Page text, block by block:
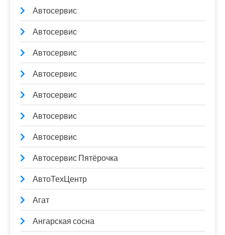
Автосервис
Автосервис
Автосервис
Автосервис
Автосервис
Автосервис
Автосервис
Автосервис Пятёрочка
АвтоТехЦентр
Агат
Ангарская сосна